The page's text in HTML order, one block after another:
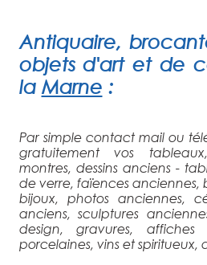
Antiquaire,
objets d'art et de
la Marne :
Par simple contact mail ou
gratuitement vos
montres, dessins anciens -
de verre, faïences anciennes,
bijoux, photos anciennes,
anciens, sculptures
design, gravures, affiches
porcelaines, vins et spiritueux,